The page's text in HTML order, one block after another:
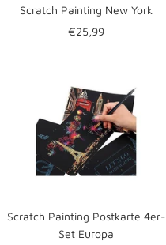
Scratch Painting New York
Angebotspreis
€25,99
Scratch Painting Postkarte 4er-
Set Europa